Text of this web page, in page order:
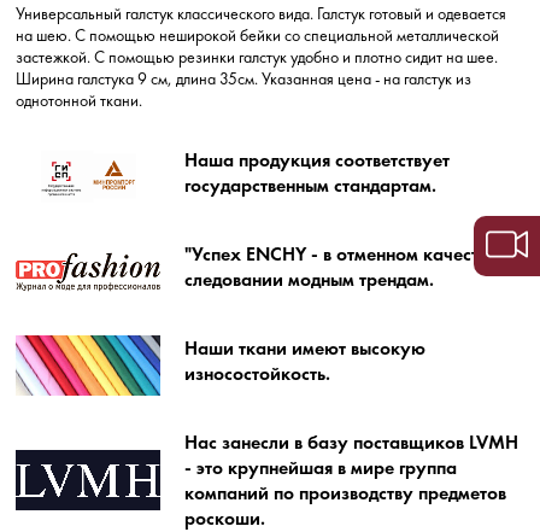
Универсальный галстук классического вида. Галстук готовый и одевается
на шею. С помощью неширокой бейки со специальной металлической
застежкой. С помощью резинки галстук удобно и плотно сидит на шее.
Ширина галстука 9 см, длина 35см. Указанная цена - на галстук из
однотонной ткани.
Наша продукция соответствует
государственным стандартам.
"Успех ENCHY - в отменном качестве и
следовании модным трендам.
Наши ткани имеют высокую
износостойкость.
Нас занесли в базу поставщиков LVMH
- это крупнейшая в мире группа
компаний по производству предметов
роскоши.